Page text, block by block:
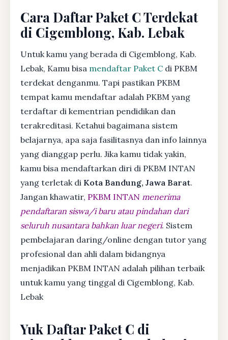
Cara Daftar Paket C Terdekat
di Cigemblong, Kab. Lebak
Untuk kamu yang berada di Cigemblong, Kab.
Lebak, Kamu bisa mendaftar Paket C di PKBM
terdekat denganmu. Tapi pastikan PKBM
tempat kamu mendaftar adalah PKBM yang
terdaftar di kementrian pendidikan dan
terakreditasi. Ketahui bagaimana sistem
belajarnya, apa saja fasilitasnya dan info lainnya
yang dianggap perlu. Jika kamu tidak yakin,
kamu bisa mendaftarkan diri di PKBM INTAN
yang terletak di Kota Bandung, Jawa Barat.
Jangan khawatir, PKBM INTAN menerima
pendaftaran siswa/i baru atau pindahan dari
seluruh nusantara bahkan luar negeri. Sistem
pembelajaran daring/online dengan tutor yang
profesional dan ahli dalam bidangnya
menjadikan PKBM INTAN adalah pilihan terbaik
untuk kamu yang tinggal di Cigemblong, Kab.
Lebak
Yuk Daftar Paket C di